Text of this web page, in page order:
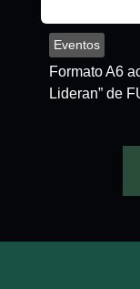
Eventos
Formato A6
Lideran” de